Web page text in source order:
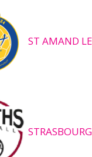
ST AMAND
STRASBOURG